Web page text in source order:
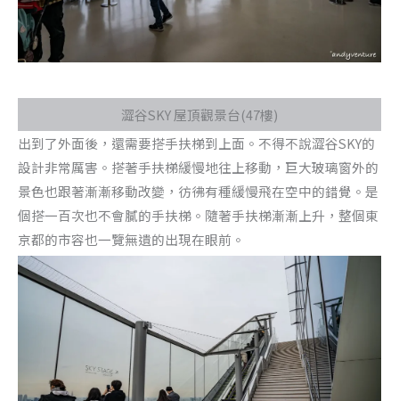
澀谷SKY 屋頂觀景台(47樓)
出到了外面後，還需要搭手扶梯到上面。不得不說澀谷SKY的
設計非常厲害。搭著手扶梯緩慢地往上移動，巨大玻璃窗外的
景色也跟著漸漸移動改變，彷彿有種緩慢飛在空中的錯覺。是
個搭一百次也不會膩的手扶梯。隨著手扶梯漸漸上升，整個東
京都的市容也一覽無遺的出現在眼前。